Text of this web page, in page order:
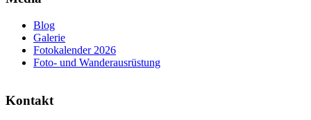
Blog
Galerie
Fotokalender 2026
Foto- und Wanderausrüstung
Kontakt